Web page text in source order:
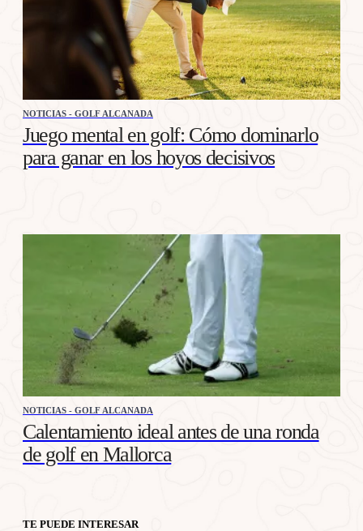
NOTICIAS - GOLF ALCANADA
Juego mental en golf: Cómo dominarlo
para ganar en los hoyos decisivos
NOTICIAS - GOLF ALCANADA
Calentamiento ideal antes de una ronda
de golf en Mallorca
TE PUEDE INTERESAR